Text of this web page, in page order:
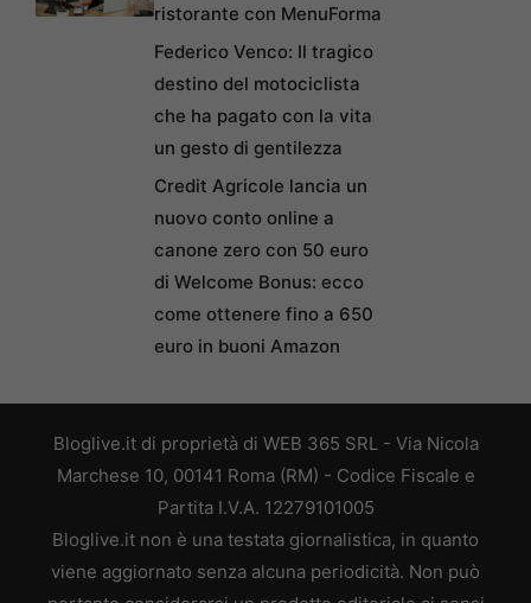
ristorante con MenuForma
Federico Venco: Il tragico
destino del motociclista
che ha pagato con la vita
un gesto di gentilezza
Credit Agricole lancia un
nuovo conto online a
canone zero con 50 euro
di Welcome Bonus: ecco
come ottenere fino a 650
euro in buoni Amazon
Bloglive.it di proprietà di WEB 365 SRL - Via Nicola
Marchese 10, 00141 Roma (RM) - Codice Fiscale e
Partita I.V.A. 12279101005
Bloglive.it non è una testata giornalistica, in quanto
viene aggiornato senza alcuna periodicità. Non può